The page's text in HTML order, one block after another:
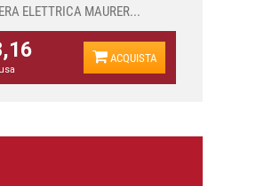
ELETTRICA MAURER...
ACQUISTA